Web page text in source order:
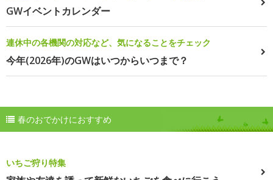
GWイベントカレンダー
連休中の各機関の対応など、気になることをチェック
今年(2026年)のGWはいつからいつまで？
春のおでかけにおすすめ
いちご狩り特集